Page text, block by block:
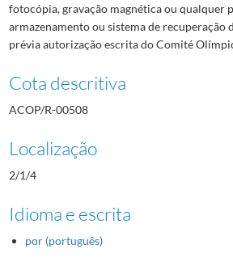
fotocópia, gravação magnética ou qualquer
armazenamento ou sistema de recuperação
prévia autorização escrita do Comité
Cota descritiva
ACOP/R-00508
Localização
2/1/4
Idioma e escrita
por (português)